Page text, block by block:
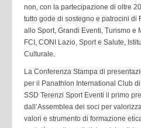
non, con la partecipazione di oltre
tutto gode di sostegno e patrocini di
allo Sport, Grandi Eventi, Turismo e
FCI, CONI Lazio, Sport e Salute,
Culturale.
La Conferenza Stampa di
per il Panathlon International Club
SSD Terenzi Sport Eventi il primo
dall’Assemblea dei soci per
valori e strumento di formazione